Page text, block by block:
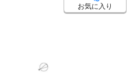
お気に入り